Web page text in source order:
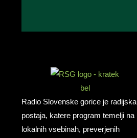
Radio Slovenske gorice je radijska
postaja, katere program temelji na
lokalnih vsebinah, preverjenih